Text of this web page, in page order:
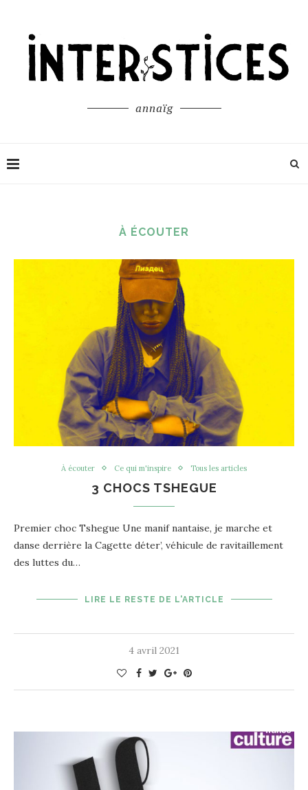
annaïg
À ÉCOUTER
À écouter Ce qui m'inspire Tous les articles
3 CHOCS TSHEGUE
Premier choc Tshegue Une manif nantaise, je marche et
danse derrière la Cagette déter’, véhicule de ravitaillement
des luttes du…
LIRE LE RESTE DE L'ARTICLE
4 avril 2021